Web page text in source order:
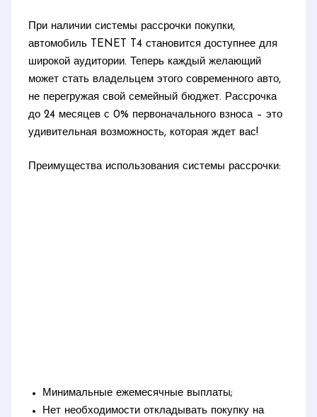
При наличии системы рассрочки покупки,
автомобиль TENET T4 становится доступнее для
широкой аудитории. Теперь каждый желающий
может стать владельцем этого современного авто,
не перегружая свой семейный бюджет. Рассрочка
до 24 месяцев с 0% первоначального взноса – это
удивительная возможность, которая ждет вас!
Преимущества использования системы рассрочки:
Минимальные ежемесячные выплаты;
Нет необходимости откладывать покупку на